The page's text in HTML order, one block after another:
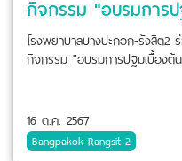
โรงพยาบาลบางปะกอก-รังสิต
กิจกรรม "อบรมการปฐมเบื้องต้
16 ต.ค. 2567
Bangpakok-Rangsit 2